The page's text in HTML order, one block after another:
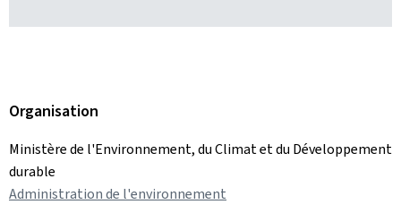
Organisation
Ministère de l'Environnement, du Climat et du Développement
durable
Administration de l'environnement